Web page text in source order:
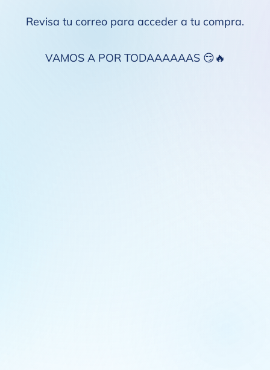
Revisa tu correo para acceder a tu compra.
VAMOS A POR TODAAAAAAS 😏🔥